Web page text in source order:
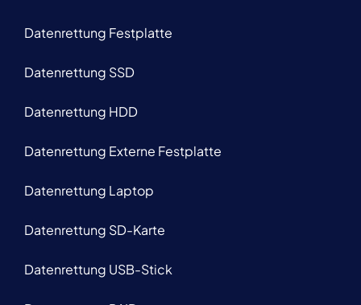
Datenrettung Festplatte
Datenrettung SSD
Datenrettung HDD
Datenrettung Externe Festplatte
Datenrettung Laptop
Datenrettung SD-Karte
Datenrettung USB-Stick